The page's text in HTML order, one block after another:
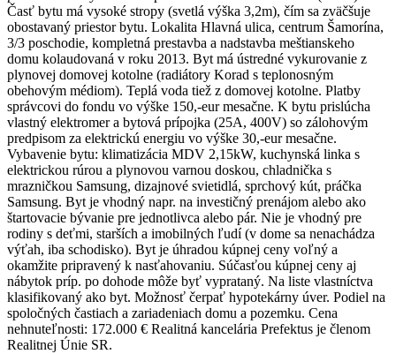
Časť bytu má vysoké stropy (svetlá výška 3,2m), čím sa zväčšuje
obostavaný priestor bytu. Lokalita Hlavná ulica, centrum Šamorína,
3/3 poschodie, kompletná prestavba a nadstavba meštianskeho
domu kolaudovaná v roku 2013. Byt má ústredné vykurovanie z
plynovej domovej kotolne (radiátory Korad s teplonosným
obehovým médiom). Teplá voda tiež z domovej kotolne. Platby
správcovi do fondu vo výške 150,-eur mesačne. K bytu prislúcha
vlastný elektromer a bytová prípojka (25A, 400V) so zálohovým
predpisom za elektrickú energiu vo výške 30,-eur mesačne.
Vybavenie bytu: klimatizácia MDV 2,15kW, kuchynská linka s
elektrickou rúrou a plynovou varnou doskou, chladnička s
mrazničkou Samsung, dizajnové svietidlá, sprchový kút, práčka
Samsung. Byt je vhodný napr. na investičný prenájom alebo ako
štartovacie bývanie pre jednotlivca alebo pár. Nie je vhodný pre
rodiny s deťmi, starších a imobilných ľudí (v dome sa nenachádza
výťah, iba schodisko). Byt je úhradou kúpnej ceny voľný a
okamžite pripravený k nasťahovaniu. Súčasťou kúpnej ceny aj
nábytok príp. po dohode môže byť vyprataný. Na liste vlastníctva
klasifikovaný ako byt. Možnosť čerpať hypotekárny úver. Podiel na
spoločných častiach a zariadeniach domu a pozemku. Cena
nehnuteľnosti: 172.000 € Realitná kancelária Prefektus je členom
Realitnej Únie SR.